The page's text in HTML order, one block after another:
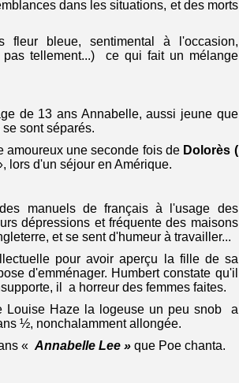
dans les situations, et des morts
fleur bleue, sentimental à l'occasion,
tellement...) ce qui fait un mélange
de 13 ans Annabelle, aussi jeune que
sont séparés.
amoureux une seconde fois de Dolorès (
lors d'un séjour en Amérique.
manuels de français à l'usage des
dépressions et fréquente des maisons
et se sent d'humeur à travailler...
pour avoir aperçu la fille de sa
d'emménager. Humbert constate qu'il
il a horreur des femmes faites.
Louise Haze la logeuse un peu snob a
½, nonchalamment allongée.
« Annabelle Lee » que Poe chanta.